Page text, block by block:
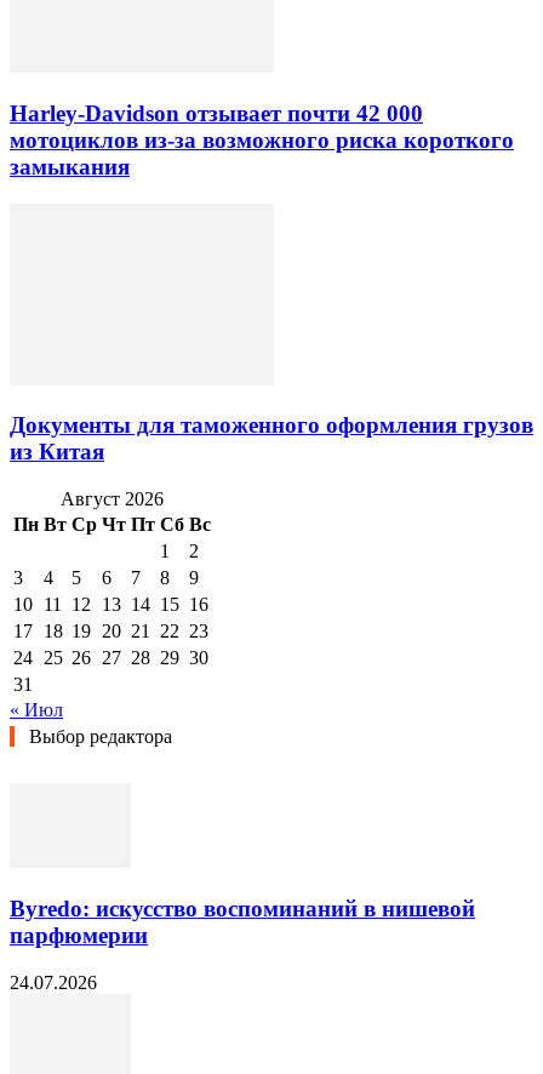
Harley-Davidson отзывает почти 42 000
мотоциклов из-за возможного риска короткого
замыкания
Документы для таможенного оформления грузов
из Китая
Август 2026
Пн Вт Ср Чт Пт Сб Вс
1
2
3
4 5 6 7 8
9
10 11 12 13 14 15 16
17 18 19 20 21 22 23
24 25 26 27 28 29 30
31
« Июл
Выбор редактора
Byredo: искусство воспоминаний в нишевой
парфюмерии
24.07.2026